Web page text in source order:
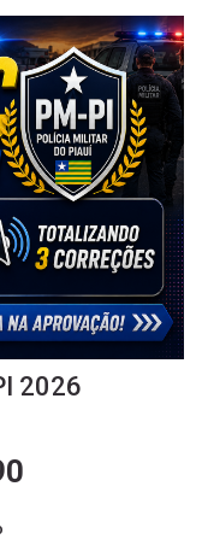
2026